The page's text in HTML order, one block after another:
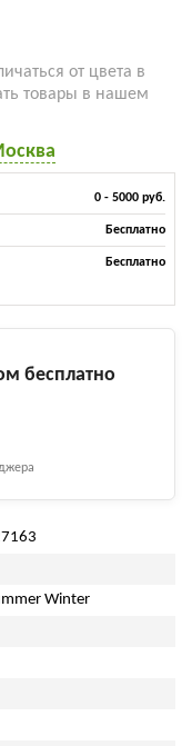
от цвета в
товары в нашем
0 - 5000 руб.
Бесплатно
Бесплатно
бесплатно
Winter